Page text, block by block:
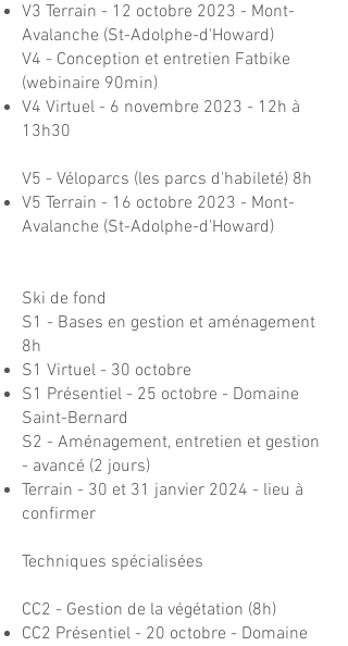
V3 Terrain - 12 octobre 2023 - Mont-
Avalanche (St-Adolphe-d'Howard)
V4 - Conception et entretien Fatbike
(webinaire 90min)​
V4 Virtuel - 6 novembre 2023 - 12h à
13h30
V5 - Véloparcs (les parcs d'habileté) 8h
V5 Terrain - 16 octobre 2023 - Mont-
Avalanche (St-Adolphe-d'Howard)
Ski de fond
S1 - Bases en gestion et aménagement
8h
S1 Virtuel - 30 octobre
S1 Présentiel - 25 octobre - Domaine
Saint-Bernard
S2 - Aménagement, entretien et gestion
- avancé (2 jours)
Terrain - 30 et 31 janvier 2024 - lieu à
confirmer
Techniques spécialisées
CC2 - Gestion de la végétation (8h)
CC2 Présentiel - 20 octobre - Domaine